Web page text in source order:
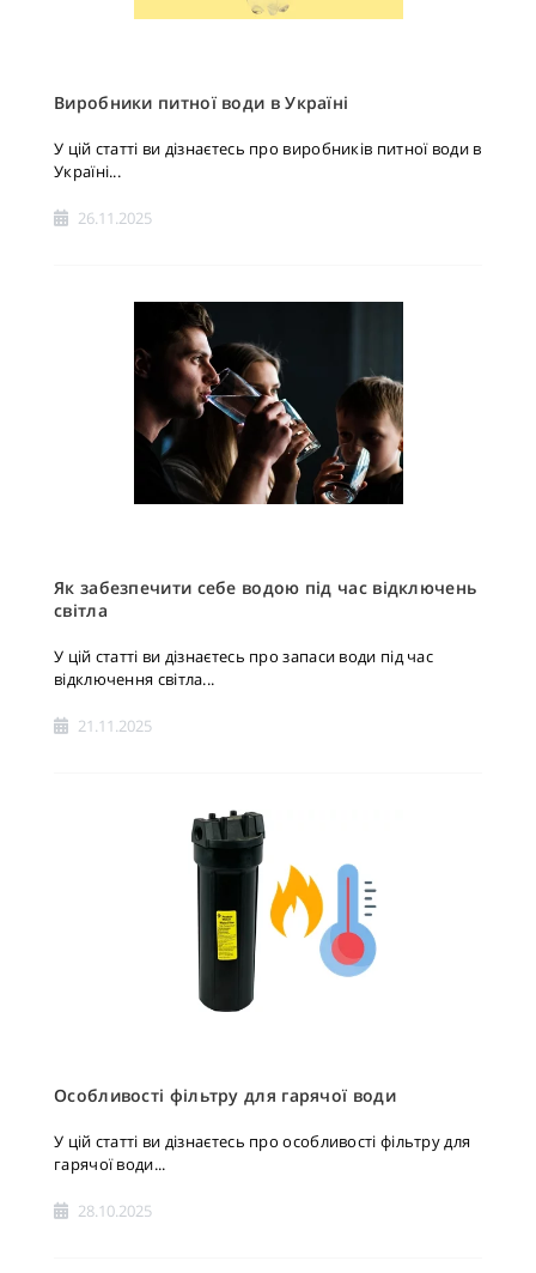
Виробники питної води в Україні
У цій статті ви дізнаєтесь про виробників питної води в
Україні...
26.11.2025
Як забезпечити себе водою під час відключень
світла
У цій статті ви дізнаєтесь про запаси води під час
відключення світла...
21.11.2025
Особливості фільтру для гарячої води
У цій статті ви дізнаєтесь про особливості фільтру для
гарячої води...
28.10.2025